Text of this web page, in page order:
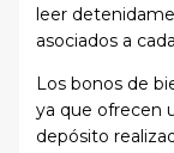
leer
asociados a
Los bonos de
ya que ofrecen
depósito